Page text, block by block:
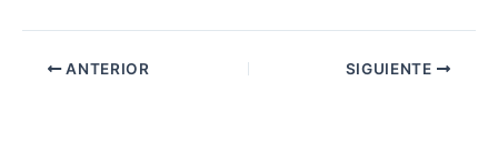
ANTERIOR SIGUIENTE